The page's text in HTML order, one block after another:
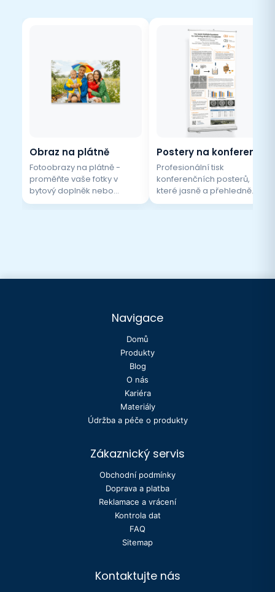
Obraz na plátně
Fotoobrazy na plátně -
proměňte vaše fotky v
bytový doplněk nebo
umělecké dílo. Krásné i jako
zbytek se postaráme my.
Postery na konference
Profesionální tisk
konferenčních posterů,
které jasně a přehledně
prezentují vaše výsledky.
Navigace
Domů
Produkty
Blog
O nás
Kariéra
Materiály
Údržba a péče o produkty
Zákaznický servis
Obchodní podmínky
Doprava a platba
Reklamace a vrácení
Kontrola dat
FAQ
Sitemap
Kontaktujte nás